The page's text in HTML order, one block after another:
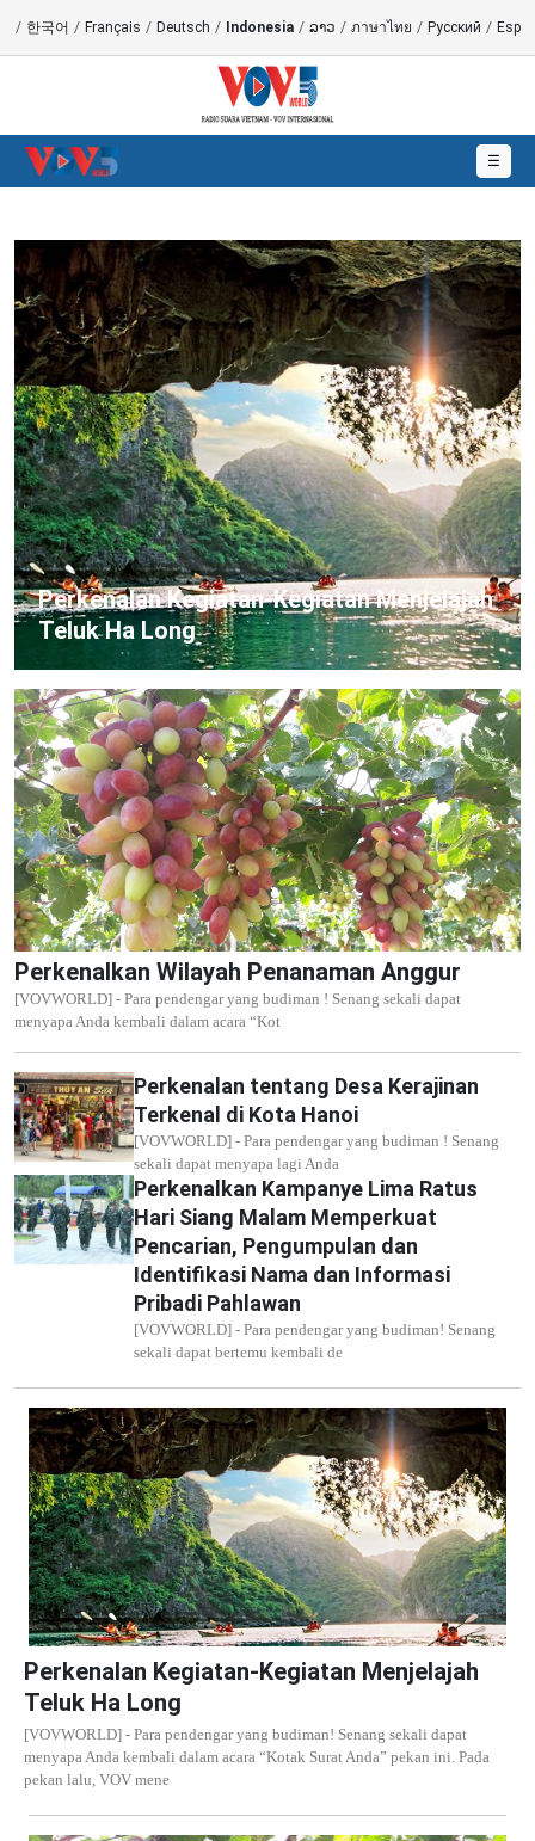
/ 한국어 / Français / Deutsch / Indonesia / ລາວ / ภาษาไทย / Русский /
☰
Perkenalan Kegiatan-Kegiatan Menjelajah
Teluk Ha Long
Perkenalkan Wilayah Penanaman Anggur
[VOVWORLD] - Para pendengar yang budiman ! Senang sekali dapat
menyapa Anda kembali dalam acara “Kot
Perkenalan tentang Desa Kerajinan
Terkenal di Kota Hanoi
[VOVWORLD] - Para pendengar yang budiman ! Senang
sekali dapat menyapa lagi Anda
Perkenalkan Kampanye Lima Ratus
Hari Siang Malam Memperkuat
Pencarian, Pengumpulan dan
Identifikasi Nama dan Informasi
Pribadi Pahlawan
[VOVWORLD] - Para pendengar yang budiman! Senang
sekali dapat bertemu kembali de
Perkenalan Kegiatan-Kegiatan Menjelajah
Teluk Ha Long
[VOVWORLD] - Para pendengar yang budiman! Senang sekali dapat
menyapa Anda kembali dalam acara “Kotak Surat Anda” pekan ini. Pada
pekan lalu, VOV mene